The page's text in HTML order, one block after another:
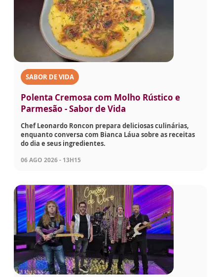
SABOR DE VIDA
Polenta Cremosa com Molho Rústico e
Parmesão - Sabor de Vida
Chef Leonardo Roncon prepara deliciosas culinárias,
enquanto conversa com Bianca Láua sobre as receitas
do dia e seus ingredientes.
06 AGO 2026 - 13H15